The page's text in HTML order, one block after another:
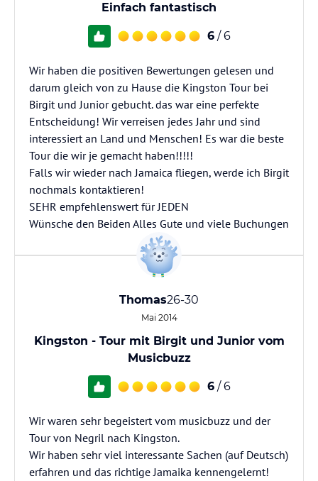
Einfach fantastisch
6 / 6
Wir haben die positiven Bewertungen gelesen und
darum gleich von zu Hause die Kingston Tour bei
Birgit und Junior gebucht. das war eine perfekte
Entscheidung! Wir verreisen jedes Jahr und sind
interessiert an Land und Menschen! Es war die beste
Tour die wir je gemacht haben!!!!!
Falls wir wieder nach Jamaica fliegen, werde ich Birgit
nochmals kontaktieren!
SEHR empfehlenswert für JEDEN
Wünsche den Beiden Alles Gute und viele Buchungen
Thomas26-30
Mai 2014
Kingston - Tour mit Birgit und Junior vom
Musicbuzz
6 / 6
Wir waren sehr begeistert vom musicbuzz und der
Tour von Negril nach Kingston.
Wir haben sehr viel interessante Sachen (auf Deutsch)
erfahren und das richtige Jamaika kennengelernt!